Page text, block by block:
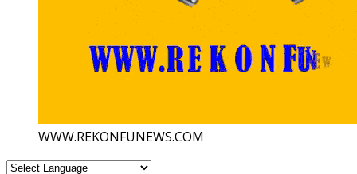
WWW.REKONFUNEWS.COM